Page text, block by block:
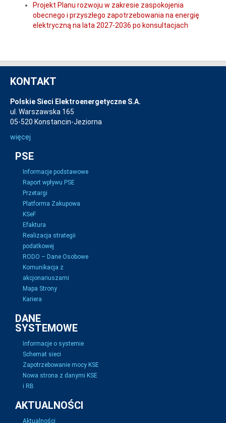
Projekt Planu rozwoju w zakresie zaspokojenia
obecnego i przyszłego zapotrzebowania na energię
elektryczną na lata 2027-2036 po konsultacjach
KONTAKT
Polskie Sieci Elektroenergetyczne S.A.
ul. Warszawska 165
05-520 Konstancin-Jeziorna
więcej
PSE
Informacje podstawowe
Raport wpływu PSE
Przetargi
Platforma Zakupowa
KSeF
Efaktura
Realizacja strategii
podatkowej
RODO – Dane Osobowe
Komunikacja z
akcjonariuszami
Mapa Strony
Kariera
DANE
SYSTEMOWE
Informacje o systemie
Schemat sieci
Zapotrzebowanie mocy KSE
Nowa strona z danymi KSE
i RB
AKTUALNOŚCI
Aktualności